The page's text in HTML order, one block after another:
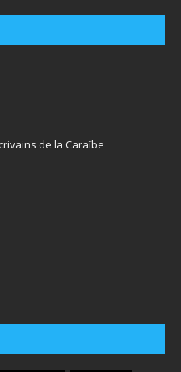
de la Caraïbe